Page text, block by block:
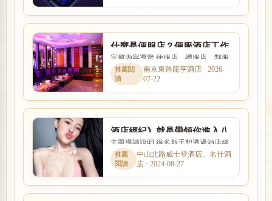
什麼是便服店？便服酒店工作
內容、消費方式與玩法完整介
紹
完整內容導覽 便服店、禮服店、制服
店與日式酒吧的消費方式、工作內容
與客群定位都不相同。本文...
南京東路龍亨酒店 · 2026-
07-22
酒店經紀》就是帶領你進入八
大行業上班工作的人
主題導讀說明 很多新手想透過酒店經
紀找工作，卻不清楚經紀是否可靠、
抽成怎麼算。本文整理「酒...
中山北路威士登酒店、名仕酒
店 · 2024-08-27